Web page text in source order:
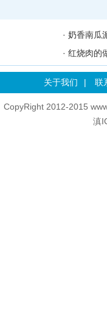
· 奶香南瓜
· 红烧肉的
关于我们 | 联
CopyRight 2012-2015
滇